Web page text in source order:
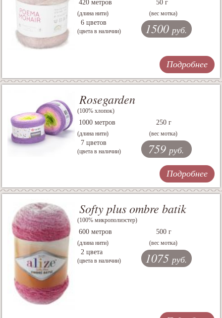
420 метров
(длина нити)
50 г
(вес мотка)
6 цветов
(цвета в наличии) 1500руб.
Подробнее
Rosegarden
(100% хлопок)
1000 метров
(длина нити)
250 г
(вес мотка)
7 цветов
(цвета в наличии) 759 руб.
Подробнее
Softy plus ombre batik
(100% микрополиэстер)
600 метров
(длина нити)
500 г
(вес мотка)
2 цвета
(цвета в наличии) 1075 руб.